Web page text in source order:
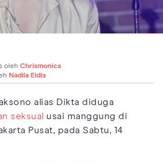
oleh Chrismonica
Nadila Eldia
alias Dikta diduga
seksual usai manggung di
Pusat, pada Sabtu, 14